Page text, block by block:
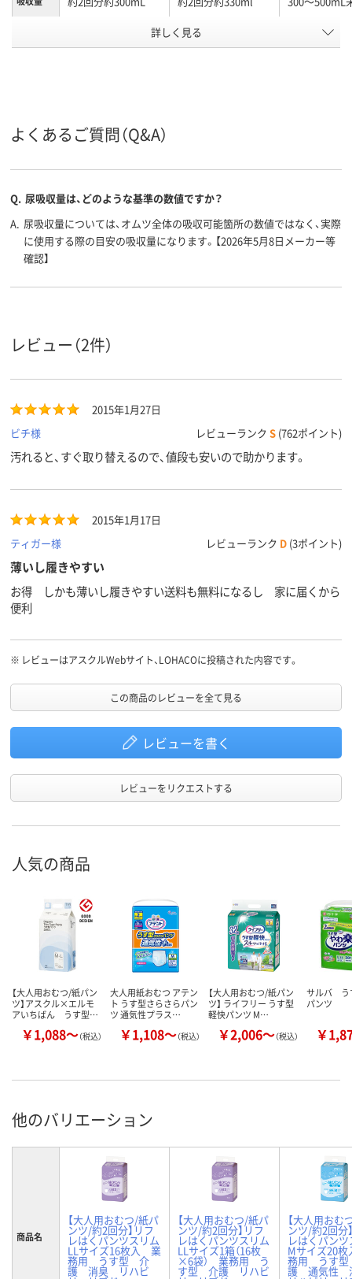
パンツ
スコア
詳しく見る
よくあるご質問（Q&A）
Q. 尿吸収量は、どのような基準の数値ですか？
A. 尿吸収量については、オムツ全体の吸収可能箇所の数値ではなく、実際
に使用する際の目安の吸収量になります。【2026年5月8日メーカー等
確認】
レビュー（2件）
2015年1月27日
ビチ様
レビューランク S (762ポイント)
汚れると、すぐ取り替えるので、値段も安いので助かります。
2015年1月17日
ティガー様
レビューランク D (3ポイント)
薄いし履きやすい
お得 しかも薄いし履きやすい送料も無料になるし 家に届くから
便利
※ レビューはアスクルWebサイト、LOHACOに投稿された内容です。
この商品のレビューを全て見る
レビューを書く
レビューをリクエストする
人気の商品
【大人用おむつ/紙パン
ツ】アスクル×エルモ
アいちばん うす型…
￥1,088～（税込）
大人用紙おむつ アテン
ト うす型さらさらパン
ツ 通気性プラス…
￥1,108～（税込）
【大人用おむつ/紙パン
ツ】 ライフリー うす型
軽快パンツ M…
￥2,006～（税込）
サルバ う
パンツ
￥
他のバリエーション
商品名
【大人用おむつ/紙パ
ンツ/約2回分】リフ
レはくパンツスリム
LLサイズ16枚入 業
務用 うす型 介
護 消臭 リハビ
【大人用おむつ/紙パ
ンツ/約2回分】リフ
レはくパンツスリム
LLサイズ1箱（16枚
×6袋） 業務用 う
す型 介護 リハビ
【大人用おむ
ンツ/約2回分
レはくパン
Mサイズ20
務用 うす
護 通気性